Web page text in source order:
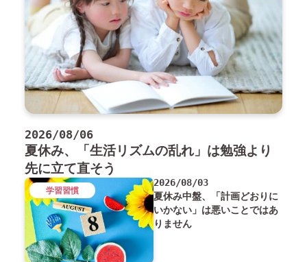
2026/08/06
夏休み、「生活リズムの乱れ」は勉強より
先に立て直そう
2026/08/03
夏休み中盤、「計画どおりに
いかない」は悪いことではあ
りません
学習習慣